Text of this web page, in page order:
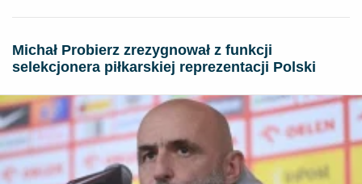
Michał Probierz zrezygnował z funkcji
selekcjonera piłkarskiej reprezentacji Polski